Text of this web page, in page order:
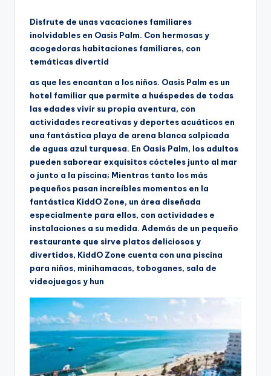
Disfrute de unas vacaciones familiares
inolvidables en Oasis Palm. Con hermosas y
acogedoras habitaciones familiares, con
temáticas divertid
as que les encantan a los niños. Oasis Palm es un
hotel familiar que permite a huéspedes de todas
las edades vivir su propia aventura, con
actividades recreativas y deportes acuáticos en
una fantástica playa de arena blanca salpicada
de aguas azul turquesa. En Oasis Palm, los adultos
pueden saborear exquisitos cócteles junto al mar
o junto a la piscina; Mientras tanto los más
pequeños pasan increíbles momentos en la
fantástica KiddO Zone, un área diseñada
especialmente para ellos, con actividades e
instalaciones a su medida. Además de un pequeño
restaurante que sirve platos deliciosos y
divertidos, KiddO Zone cuenta con una piscina
para niños, minihamacas, toboganes, sala de
videojuegos y hun